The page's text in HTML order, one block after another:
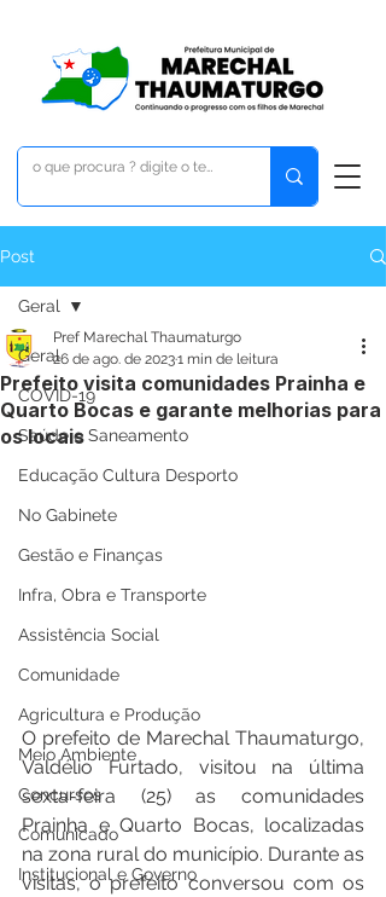
Post
Geral
COVID-19
Saúde e Saneamento
Educação Cultura Desporto
No Gabinete
Gestão e Finanças
Infra, Obra e Transporte
Assistência Social
Comunidade
Agricultura e Produção
Meio Ambiente
Concursos
Comunicado
Institucional e Governo
Geral
Prefeito visita comunidades Prainha e
Quarto Bocas e garante melhorias para
os locais
Pref Marechal Thaumaturgo
26 de ago. de 20231 min de leitura
O prefeito de Marechal Thaumaturgo,
Valdélio Furtado, visitou na última
sexta-feira (25) as comunidades
Prainha e Quarto Bocas, localizadas
na zona rural do município. Durante as
visitas, o prefeito conversou com os